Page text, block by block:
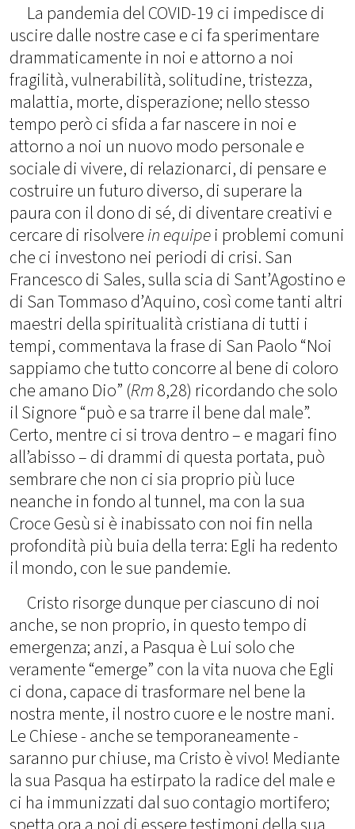
La pandemia del COVID-19 ci impedisce di
uscire dalle nostre case e ci fa sperimentare
drammaticamente in noi e attorno a noi
fragilità, vulnerabilità, solitudine, tristezza,
malattia, morte, disperazione; nello stesso
tempo però ci sfida a far nascere in noi e
attorno a noi un nuovo modo personale e
sociale di vivere, di relazionarci, di pensare e
costruire un futuro diverso, di superare la
paura con il dono di sé, di diventare creativi e
cercare di risolverein equipei problemi comuni
che ci investono nei periodi di crisi. San
Francesco di Sales, sulla scia di Sant’Agostino e
di San Tommaso d’Aquino, così come tanti altri
maestri della spiritualità cristiana di tutti i
tempi, commentava la frase di San Paolo “Noi
sappiamo che tutto concorre al bene di coloro
che amano Dio” (Rm8,28) ricordando che solo
il Signore “può e sa trarre il bene dal male”.
Certo, mentre ci si trova dentro – e magari fino
all’abisso – di drammi di questa portata, può
sembrare che non ci sia proprio più luce
neanche in fondo al tunnel, ma con la sua
Croce Gesù si è inabissato con noi fin nella
profondità più buia della terra: Egli ha redento
il mondo, con le sue pandemie.
Cristo risorge dunque per ciascuno di noi
anche, se non proprio, in questo tempo di
emergenza; anzi, a Pasqua è Lui solo che
veramente “emerge” con la vita nuova che Egli
ci dona, capace di trasformare nel bene la
nostra mente, il nostro cuore e le nostre mani.
Le Chiese - anche se temporaneamente -
saranno pur chiuse, ma Cristo è vivo! Mediante
la sua Pasqua ha estirpato la radice del male e
ci ha immunizzati dal suo contagio mortifero;